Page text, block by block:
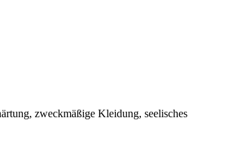
zweckmäßige Kleidung, seelisches